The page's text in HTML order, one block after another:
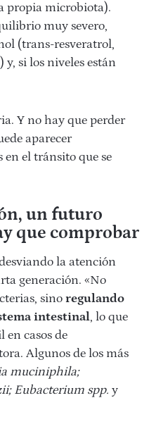
propia microbiota).
muy severo,
(trans-resveratrol,
y, si los niveles están
Y no hay que perder
aparecer
en el tránsito que se
un futuro
que comprobar
la atención
generación. «No
sino regulando
intestinal, lo que
en casos de
Algunos de los más
muciniphila;
Eubacterium spp. y